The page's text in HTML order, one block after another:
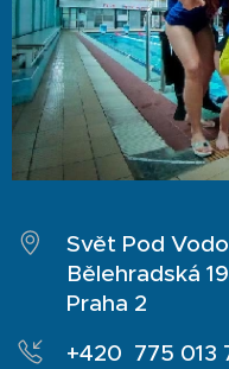
Svět Pod
Bělehradská
Praha 2
+420 775 013